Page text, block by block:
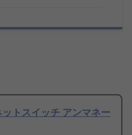
トスイッチ アンマネー